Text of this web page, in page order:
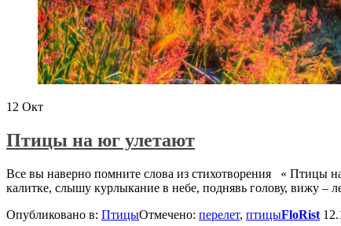
12 Окт
Птицы на юг улетают
Все вы наверно помните слова из стихотворения « Птицы
калитке, слышу курлыкание в небе, поднявь голову, вижу
Опубликовано в: ПтицыОтмечено: перелет, птицыFloRist